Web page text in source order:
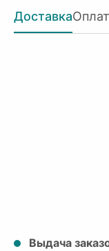
Доставка
Выдача